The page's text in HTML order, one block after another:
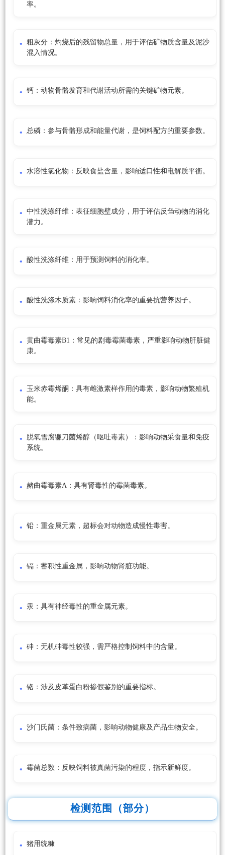
率。
粗灰分：灼烧后的残留物总量，用于评估矿物质含量及泥沙
混入情况。
钙：动物骨骼发育和代谢活动所需的关键矿物元素。
总磷：参与骨骼形成和能量代谢，是饲料配方的重要参数。
水溶性氯化物：反映食盐含量，影响适口性和电解质平衡。
中性洗涤纤维：表征细胞壁成分，用于评估反刍动物的消化
潜力。
酸性洗涤纤维：用于预测饲料的消化率。
酸性洗涤木质素：影响饲料消化率的重要抗营养因子。
黄曲霉毒素B1：常见的剧毒霉菌毒素，严重影响动物肝脏健
康。
玉米赤霉烯酮：具有雌激素样作用的毒素，影响动物繁殖机
能。
脱氧雪腐镰刀菌烯醇（呕吐毒素）：影响动物采食量和免疫
系统。
赭曲霉毒素A：具有肾毒性的霉菌毒素。
铅：重金属元素，超标会对动物造成慢性毒害。
镉：蓄积性重金属，影响动物肾脏功能。
汞：具有神经毒性的重金属元素。
砷：无机砷毒性较强，需严格控制饲料中的含量。
铬：涉及皮革蛋白粉掺假鉴别的重要指标。
沙门氏菌：条件致病菌，影响动物健康及产品生物安全。
霉菌总数：反映饲料被真菌污染的程度，指示新鲜度。
检测范围（部分）
猪用统糠